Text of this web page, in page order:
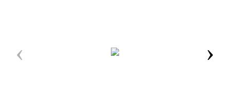
‹ ›